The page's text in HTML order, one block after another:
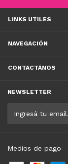
LINKS UTILES
NAVEGACIÓN
CONTACTÁNOS
NEWSLETTER
Medios de pago